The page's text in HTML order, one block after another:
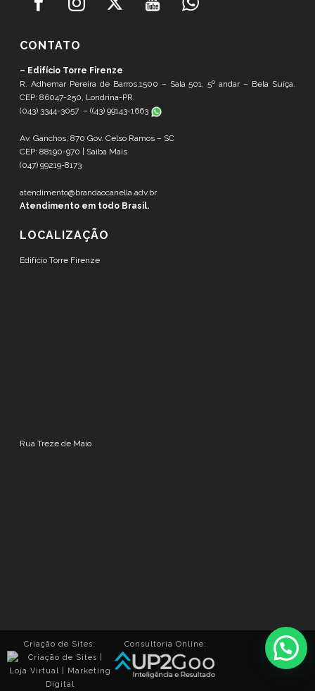
CONTATO
– Edifício Torre Firenze
R. Adhemar Pereira de Barros,1500 – Sala 501, 5º andar – Bela Suíça.
CEP: 86047-250, Londrina-PR.
(043) 3344-3057 – ((43) 99143-1663
Av. Ganchos, 870 Gov. Celso Ramos – SC
CEP: 88190-970 | Saiba Mais
(047) 99219-8173
atendimento@brandaocanella.adv.br
Atendimento em todo Brasil.
LOCALIZAÇÃO
Edifício Torre Firenze
Rua Treze de Maio
Criação de Sites: Consultoria Online: